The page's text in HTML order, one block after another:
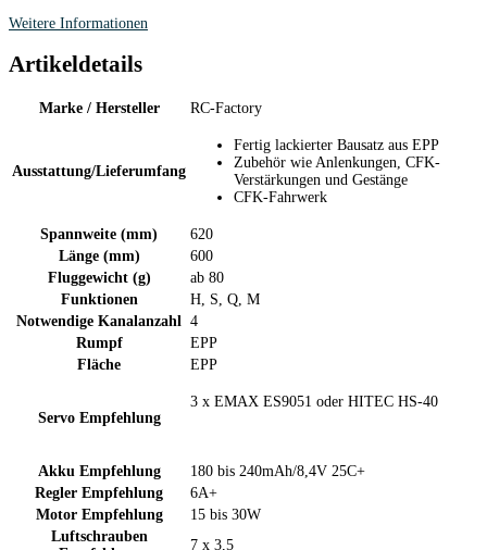
Weitere Informationen
Artikeldetails
Marke / Hersteller RC-Factory
Ausstattung/Lieferumfang
Fertig lackierter Bausatz aus EPP
Zubehör wie Anlenkungen, CFK-
Verstärkungen und Gestänge
CFK-Fahrwerk
Spannweite (mm)
620
Länge (mm)
600
Fluggewicht (g)
ab 80
Funktionen
H, S, Q, M
Notwendige Kanalanzahl 4
Rumpf
EPP
Fläche
EPP
Servo Empfehlung
3 x EMAX ES9051 oder HITEC HS-40
Akku Empfehlung
180 bis 240mAh/8,4V 25C+
Regler Empfehlung
6A+
Motor Empfehlung
15 bis 30W
Luftschrauben
7 x 3,5